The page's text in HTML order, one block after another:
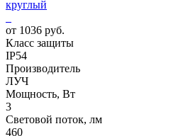
от 1036 руб.
Класс защиты
IP54
Производитель
ЛУЧ
Мощность, Вт
3
Световой поток, лм
460